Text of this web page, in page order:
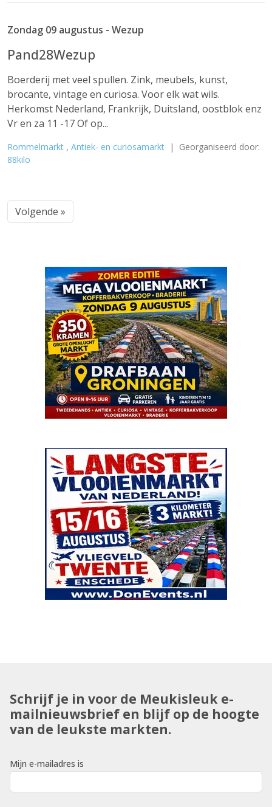
Zondag 09 augustus - Wezup
Pand28Wezup
Boerderij met veel spullen. Zink, meubels, kunst,
brocante, vintage en curiosa. Voor elk wat wils.
Herkomst Nederland, Frankrijk, Duitsland, oostblok enz
Vr en za 11 -17 Of op...
Rommelmarkt , Antiek- en curiosamarkt | Georganiseerd door:
88kilo
Volgende »
Schrijf je in voor de Meukisleuk e-
mailnieuwsbrief en blijf op de hoogte
van de leukste markten.
Mijn e-mailadres is